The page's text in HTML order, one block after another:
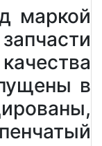
маркой
в